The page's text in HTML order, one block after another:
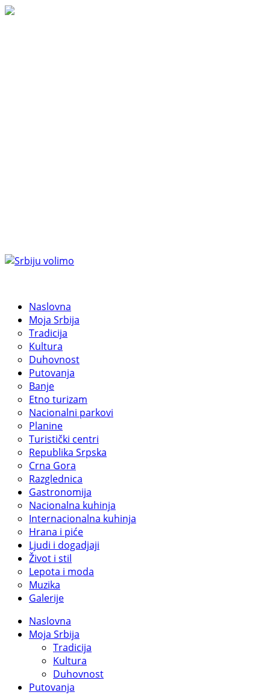
Naslovna
Moja Srbija
Tradicija
Kultura
Duhovnost
Putovanja
Banje
Etno turizam
Nacionalni parkovi
Planine
Turistički centri
Republika Srpska
Crna Gora
Razglednica
Gastronomija
Nacionalna kuhinja
Internacionalna kuhinja
Hrana i piće
Ljudi i dogadjaji
Život i stil
Lepota i moda
Muzika
Galerije
Naslovna
Moja Srbija
Tradicija
Kultura
Duhovnost
Putovanja